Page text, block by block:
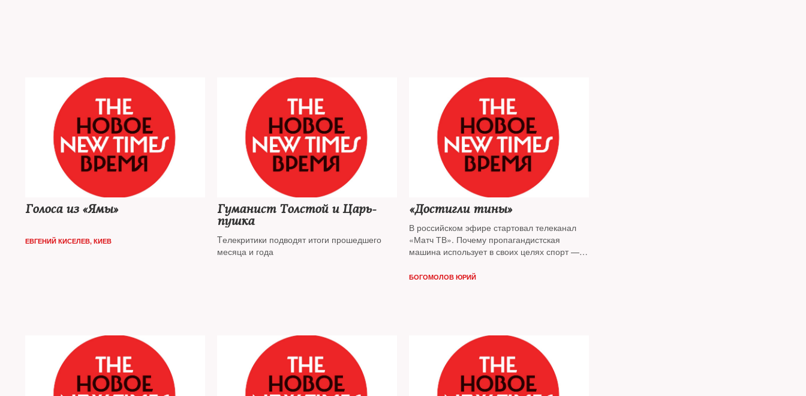
Голоса из «Ямы»
ЕВГЕНИЙ КИСЕЛЕВ, КИЕВ
Гуманист Толстой и Царь-
пушка
Tелекритики подводят итоги прошедшего
месяца и года
«Достигли тины»
В российском эфире стартовал телеканал
«Матч ТВ». Почему пропагандистская
машина использует в своих целях спорт —
БОГОМОЛОВ ЮРИЙ